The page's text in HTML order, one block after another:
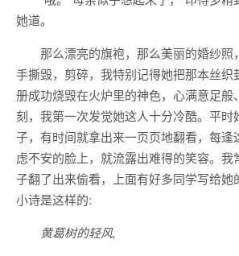
她道。
那么漂亮的旗袍，那么美丽的婚纱照
手撕毁，剪碎，我特别记得她把那本丝织
册成功烧毁在火炉里的神色，心满意足般
刻，我第一次发觉她这人十分冷酷。平时
子，有时间就拿出来一页页地翻看，每逢
虑不安的脸上，就流露出难得的笑容。我
子翻了出来偷看，上面有好多同学写给她
小诗是这样的:
黄葛树的轻风,